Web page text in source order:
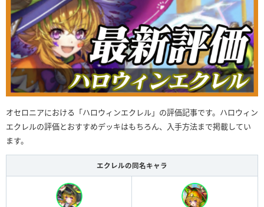
オセロニアにおける「ハロウィンエクレル」の評価記事です。ハロウィン
エクレルの評価とおすすめデッキはもちろん、入手方法まで掲載してい
ます。
エクレルの同名キャラ